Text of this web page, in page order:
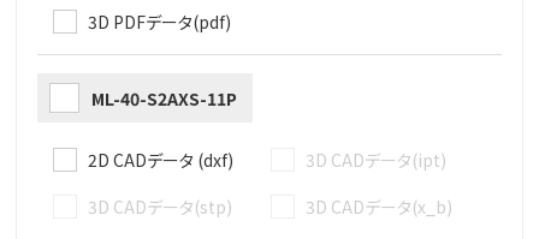
3D PDFデータ(pdf)
ML-40-S2AXS-11P
2D CADデータ (dxf)
3D CADデータ(ipt)
3D CADデータ(stp)
3D CADデータ(x_b)